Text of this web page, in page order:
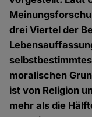
drei Viertel der
moralischen
ist von Religion
mehr als die